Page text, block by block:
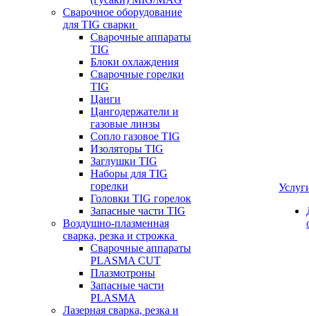
Сварочное оборудование
для TIG сварки
Сварочные аппараты
TIG
Блоки охлаждения
Сварочные горелки
TIG
Цанги
Цангодержатели и
газовые линзы
Сопло газовое TIG
Изоляторы TIG
Заглушки TIG
Наборы для TIG
горелки
Головки TIG горелок
Запасные части TIG
Воздушно-плазменная
сварка, резка и строжка
Сварочные аппараты
PLASMA CUT
Плазмотроны
Запасные части
PLASMA
Лазерная сварка, резка и